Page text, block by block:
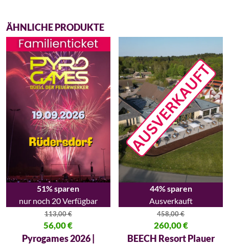
ÄHNLICHE PRODUKTE
51% sparen
nur noch 20 Verfügbar
113,00€
Ursprünglicher Preis war: 113,00 €
56,00€
Aktueller Preis ist: 56,00 €.
Pyrogames 2026 |
44% sparen
Ausverkauft
458,00€
Ursprünglicher Preis war:
260,00€
Aktueller Preis ist: 260,00 €.
BEECH Resort Plauer